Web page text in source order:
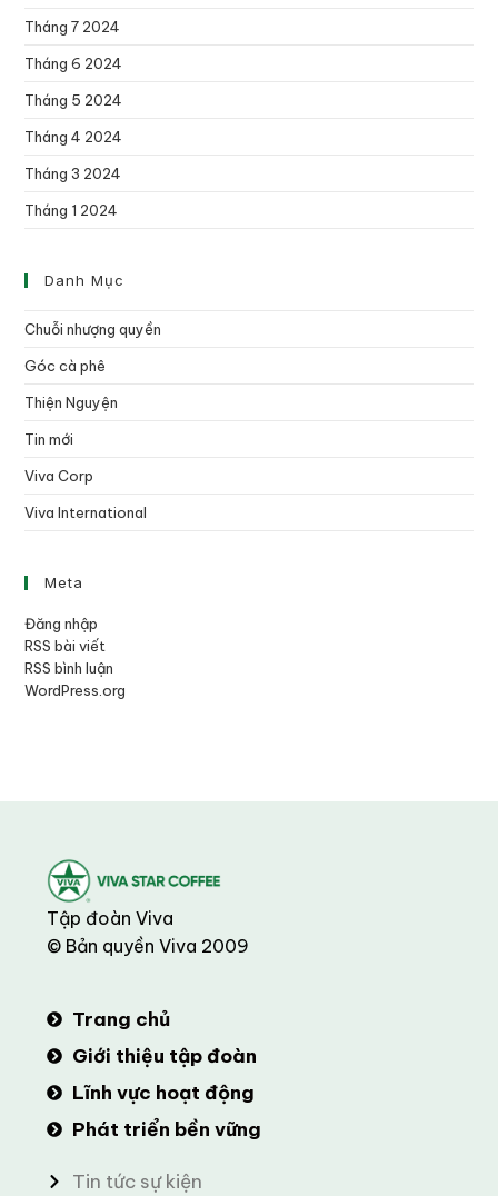
Tháng 7 2024
Tháng 6 2024
Tháng 5 2024
Tháng 4 2024
Tháng 3 2024
Tháng 1 2024
Danh Mục
Chuỗi nhượng quyền
Góc cà phê
Thiện Nguyện
Tin mới
Viva Corp
Viva International
Meta
Đăng nhập
RSS bài viết
RSS bình luận
WordPress.org
Tập đoàn Viva
© Bản quyền Viva 2009
Trang chủ
Giới thiệu tập đoàn
Lĩnh vực hoạt động
Phát triển bền vững
Tin tức sự kiện